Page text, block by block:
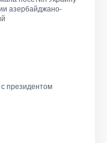
азербайджано-
президентом